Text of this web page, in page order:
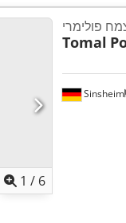
1 / 6
Sinsheim
פולימרי
Tomal